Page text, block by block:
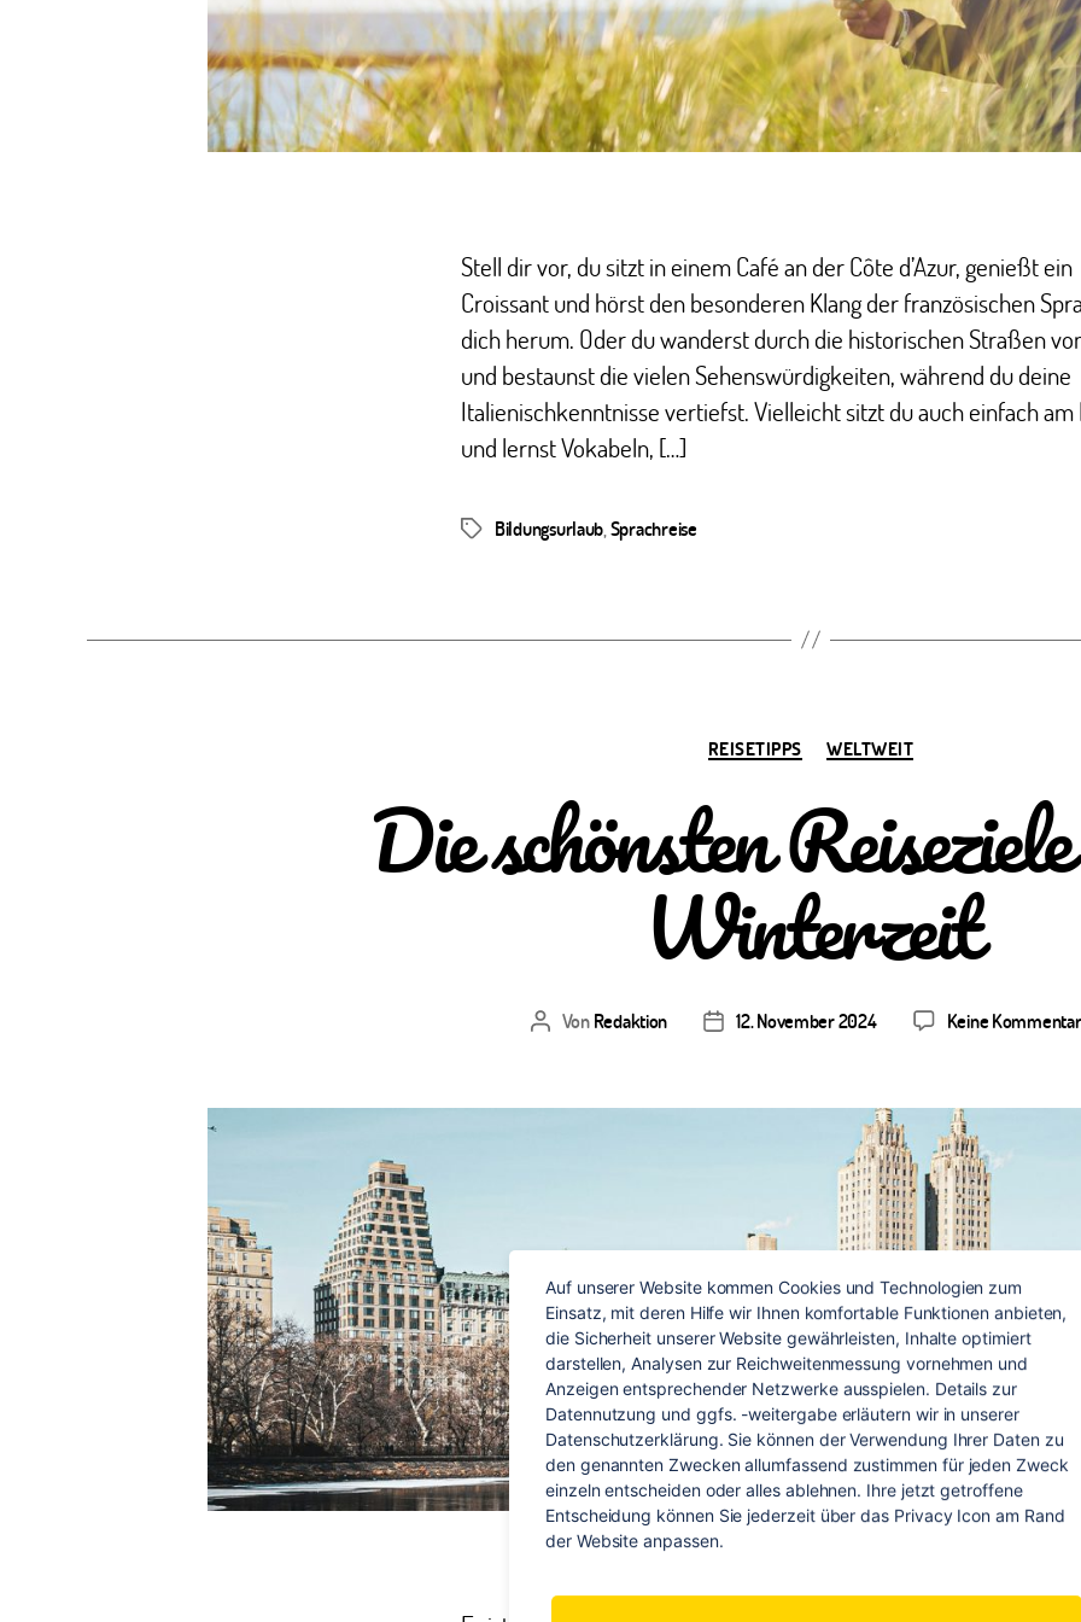
Stell dir vor, du sitzt in einem Café an der Côte d’Azur, genießt ein
Croissant und hörst den besonderen Klang der französischen
dich herum. Oder du wanderst durch die historischen Straßen
und bestaunst die vielen Sehenswürdigkeiten, während du deine
Italienischkenntnisse vertiefst. Vielleicht sitzt du auch einfach am
und lernst Vokabeln, […]
Schlagwörter
Bildungsurlaub Sprachreise
Kategorien
REISETIPPS WELTWEIT
Die schönsten
Winterzeit
Beitragsautor
VonRedaktion Veröffentlichungsdatum
12. November 2024 Keine
Auf unserer Website kommen Cookies und Technologien zum
Einsatz, mit deren Hilfe wir Ihnen komfortable Funktionen anbieten,
die Sicherheit unserer Website gewährleisten, Inhalte optimiert
darstellen, Analysen zur Reichweitenmessung vornehmen und
Anzeigen entsprechender Netzwerke ausspielen. Details zur
Datennutzung und ggfs. -weitergabe erläutern wir in unserer
Datenschutzerklärung. Sie können der Verwendung Ihrer Daten zu
den genannten Zwecken allumfassend zustimmen für jeden Zweck
einzeln entscheiden oder alles ablehnen. Ihre jetzt getroffene
Entscheidung können Sie jederzeit über das Privacy Icon am Rand
der Website anpassen.